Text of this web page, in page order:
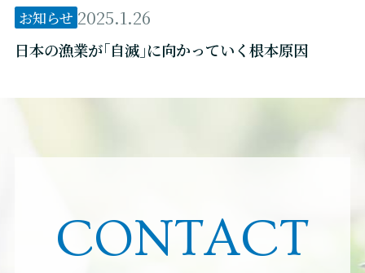
お知らせ 2025.1.26
日本の漁業が｢自滅｣に向かっていく根本原因
CONTACT